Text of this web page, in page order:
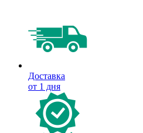
Доставка
от 1 дня